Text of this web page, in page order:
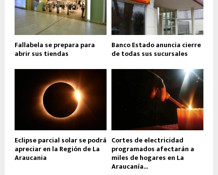
Fallabela se prepara para
abrir sus tiendas
Banco Estado anuncia cierre
de todas sus sucursales
Eclipse parcial solar se podrá
apreciar en la Región de La
Araucania
Cortes de electricidad
programados afectarán a
miles de hogares en La
Araucanía...